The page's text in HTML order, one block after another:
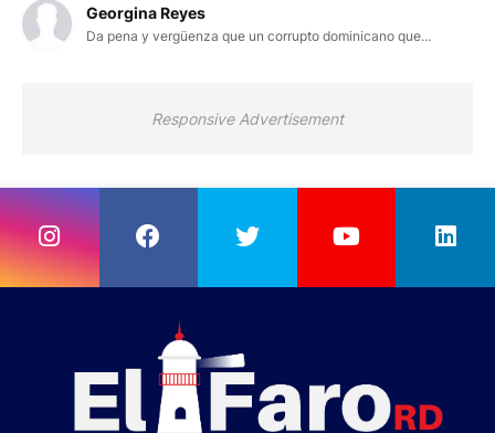
Georgina Reyes
Da pena y vergüenza que un corrupto dominicano que...
Responsive Advertisement